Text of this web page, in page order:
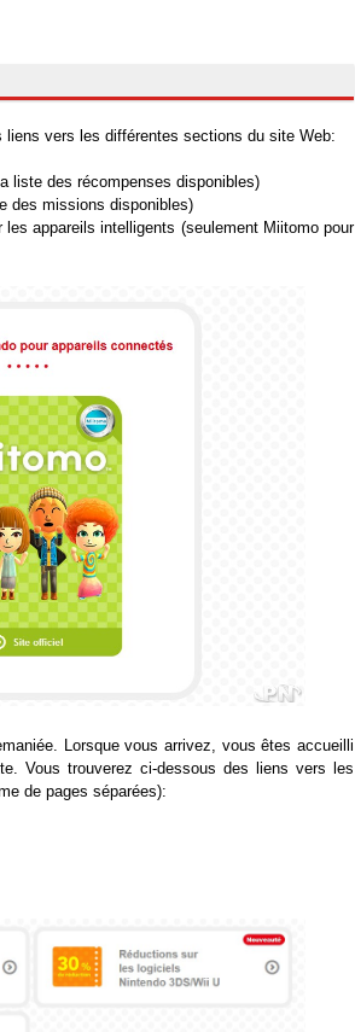
vers les différentes sections du site Web:
liste des récompenses disponibles)
des missions disponibles)
appareils intelligents (seulement Miitomo pour
Lorsque vous arrivez, vous êtes accueilli
Vous trouverez ci-dessous des liens vers les
de pages séparées):